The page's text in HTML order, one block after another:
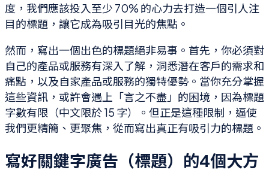
度，我們應該投入至少 70% 的心力去打造一個引人注
目的標題，讓它成為吸引目光的焦點。
然而，寫出一個出色的標題絕非易事。首先，你必須對
自己的產品或服務有深入了解，洞悉潛在客戶的需求和
痛點，以及自家產品或服務的獨特優勢。當你充分掌握
這些資訊，或許會遇上「言之不盡」的困境，因為標題
字數有限（中文限於 15 字）。但正是這種限制，逼使
我們更精簡、更聚焦，從而寫出真正有吸引力的標題。
寫好關鍵字廣告（標題）的4個大方